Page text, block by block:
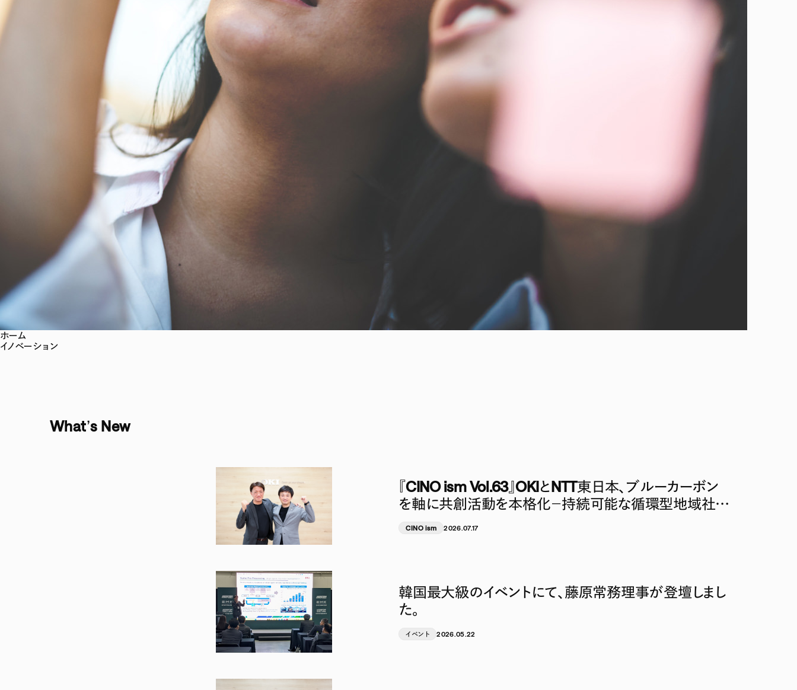
ホーム
イノベーション
What’s New
『CINO ism Vol.63』OKIとNTT東日本、ブルーカーボン
を軸に共創活動を本格化－持続可能な循環型地域社会
CINO ism 2026.07.17
韓国最大級のイベントにて、藤原常務理事が登壇しまし
た。
イベント 2026.05.22